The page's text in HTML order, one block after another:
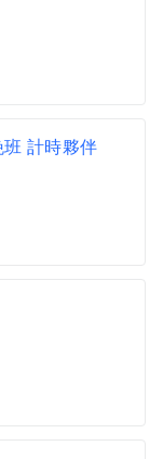
計時夥伴